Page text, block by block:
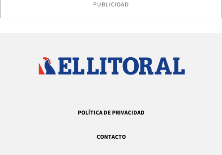
PUBLICIDAD
POLÍTICA DE PRIVACIDAD
CONTACTO